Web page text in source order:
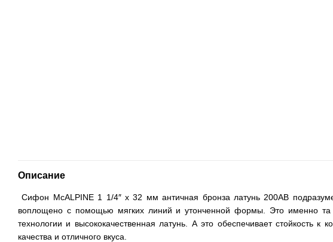
Описание
Сифон McALPINE 1 1/4″ x 32 мм античная бронза латунь 200AB
воплощено с помощью мягких линий и утонченной формы. Это именно та
технологии и высококачественная латунь. А это обеспечивает стойкость
качества и отличного вкуса.